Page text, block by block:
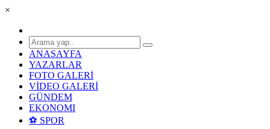
×
ANASAYFA
YAZARLAR
FOTO GALERİ
VİDEO GALERİ
GÜNDEM
EKONOMI
⚽ SPOR